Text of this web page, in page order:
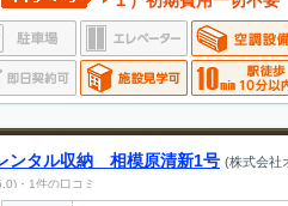
ンタル収納 相模原清新1号 (株式会社
・1件の口コミ